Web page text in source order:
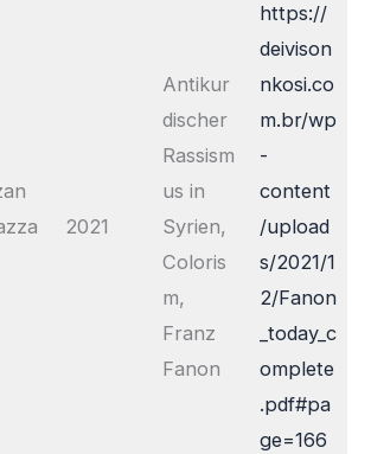
2021
Antikur
discher
Rassism
us in
Syrien,
Coloris
m,
Franz
Fanon
https://
deivison
nkosi.co
m.br/wp
-
content
/upload
s/2021/1
2/Fanon
_today_c
omplete
.pdf#pa
ge=166